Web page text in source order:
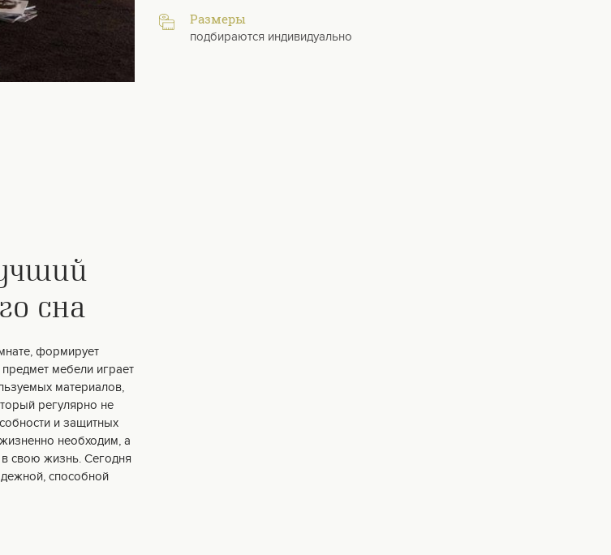
сна
формирует
мебели играет
материалов,
регулярно не
и защитных
необходим, а
свою жизнь. Сегодня
способной
Размеры
подбираются индивидуально